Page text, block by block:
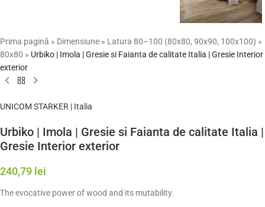
Prima pagină » Dimensiune » Latura 80–100 (80x80, 90x90, 100x100) »
80x80 » Urbiko | Imola | Gresie si Faianta de calitate Italia | Gresie Interior
exterior
UNICOM STARKER | Italia
Urbiko | Imola | Gresie si Faianta de calitate Italia |
Gresie Interior exterior
240,79 lei
The evocative power of wood and its mutability.